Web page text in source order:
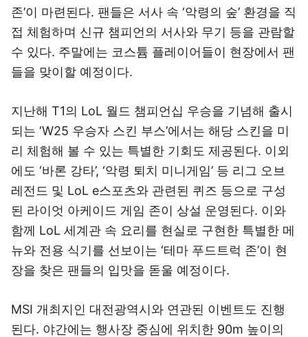
존’이 마련된다. 팬들은 서사 속 ‘악령의 숲’ 환경을 직
접 체험하며 신규 챔피언의 서사와 무기 등을 관람할
수 있다. 주말에는 코스튬 플레이어들이 현장에서 팬
들을 맞이할 예정이다.
지난해 T1의 LoL 월드 챔피언십 우승을 기념해 출시
되는 ‘W25 우승자 스킨 부스’에서는 해당 스킨을 미
리 체험해 볼 수 있는 특별한 기회도 제공된다. 이외
에도 ‘바론 강타’, ‘악령 퇴치 미니게임’ 등 리그 오브
레전드 및 LoL e스포츠와 관련된 퀴즈 등으로 구성
된 라이엇 아케이드 게임 존이 상설 운영된다. 이와
함께 LoL 세계관 속 요리를 현실로 구현한 특별한 메
뉴와 전용 식기를 선보이는 ‘테마 푸드트럭 존’이 현
장을 찾은 팬들의 입맛을 돋울 예정이다.
MSI 개최지인 대전광역시와 연관된 이벤트도 진행
된다. 야간에는 행사장 중심에 위치한 90m 높이의